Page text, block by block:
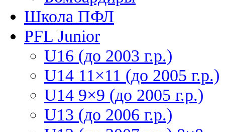
Школа ПФЛ
PFL Junior
U16 (до 2003 г.р.)
U14 11×11 (до 2005 г.р.)
U14 9×9 (до 2005 г.р.)
U13 (до 2006 г.р.)